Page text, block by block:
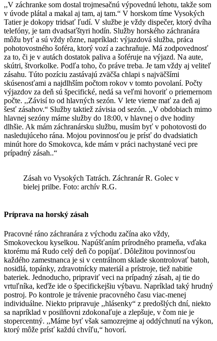
,,V záchranke som dostal trojmesačnú výpovednú lehotu, takže som
v úvode plátal a makal aj tam, aj tam.“ V horskom tíme Vysokých
Tatier je dokopy tridsať ľudí. V službe je vždy dispečer, ktorý dvíha
telefóny, je tam dvadsaťštyri hodín. Služby horského záchranára
môžu byť a sú vždy rôzne, napríklad: výjazdová služba, práca
pohotovostného šoféra, ktorý vozí a zachraňuje. Má zodpovednosť
za to, či je v autách dostatok paliva a šoféruje na výjazd. Na aute,
skútri, štvorkolke. Podľa toho, čo práve treba. Je tam vždy aj veliteľ
zásahu. Túto pozíciu zastávajú zväčša chlapi s najväčšími
skúsenosťami a najdlhším počtom rokov v tomto povolaní. Počty
výjazdov za deň sú špecifické, nedá sa veľmi hovoriť o priemernom
počte. ,,Závisí to od hlavných sezón. V lete vieme mať za deň aj
šesť zásahov.“ Služby taktiež závisia od sezón. ,,V obdobiach mimo
hlavnej sezóny máme služby do 18:00, v hlavnej o dve hodiny
dlhšie. Ak mám záchranársku službu, musím byť v pohotovosti do
nasledujúceho rána. Mojou povinnosťou je prísť do dvadsiatich
minút hore do Smokovca, kde mám v práci nachystané veci pre
prípadný zásah..“
Zásah vo Vysokých Tatrách. Záchranár R. Golec v
bielej prilbe. Foto: archív R.G.
Príprava na horský zásah
Pracovné ráno záchranára z východu začína ako vždy,
Smokoveckou kyselkou. Napúšťaním prírodného prameňa, vďaka
ktorému má Rudo celý deň čo popíjať. Dôležitou povinnosťou
každého zamestnanca je si v centrálnom sklade skontrolovať batoh,
nosidlá, topánky, zdravotnícky materiál a prístroje, tiež nabitie
bateriek. Jednoducho, pripraviť veci na prípadný zásah, aj tie do
vrtuľníka, keďže ide o špecifickejšiu výbavu. Napríklad taký hrudný
postroj. Po kontrole je trávenie pracovného času viac-menej
individuálne. Niekto pripravuje ,,hlásenky“ z predošlých dní, niekto
sa napríklad v posilňovni zdokonaľuje a zlepšuje, v čom nie je
stopercentný. ,,Máme byť však samozrejme aj oddýchnutí na výkon,
ktorý môže prísť každú chvíľu,“ hovorí.